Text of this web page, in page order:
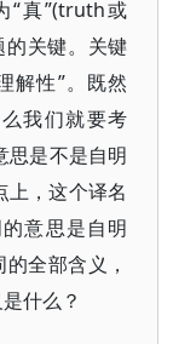
“真”(truth或
关键。关键
解性”。既然
我们就要考
思是不是自明
上，这个译名
意思是自明
全部含义，
什么？